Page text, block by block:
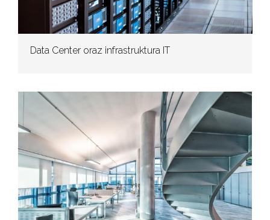
Data Center oraz infrastruktura IT